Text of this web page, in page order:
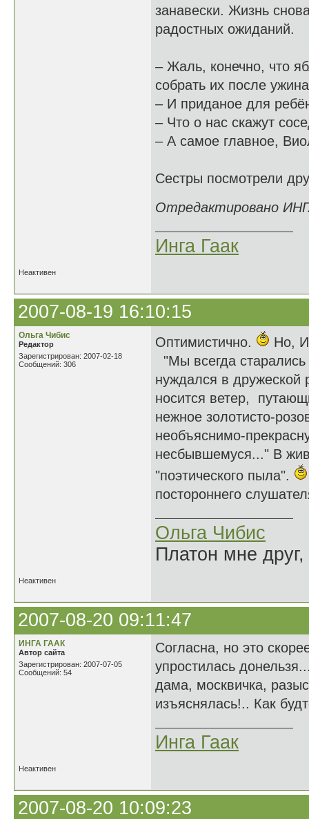
занавески. Жизнь
радостных ожиданий.
– Жаль, конечно, что
собрать их после
– И приданое для
– Что о нас скажут
– А самое главное,
Сестры посмотрели
Отредактировано
Инга Гаак
Неактивен
2007-08-19 16:10:15
Ольга Чибис
Редактор
Зарегистрирован: 2007-02-18
Сообщений: 306
Оптимистично.
Но,
"Мы всегда
нуждался в дружеской
носится ветер,
нежное золотисто-
необъяснимо-
несбывшемуся..." В
"поэтического пыла".
постороннего
Ольга Чибис
Платон мне
Неактивен
2007-08-20 09:11:47
ИНГА ГААК
Автор сайта
Зарегистрирован: 2007-07-05
Сообщений: 54
Согласна, но это
упростилась
дама, москвичка,
изъяснялась!.. Как
Инга Гаак
Неактивен
2007-08-20 10:09:23